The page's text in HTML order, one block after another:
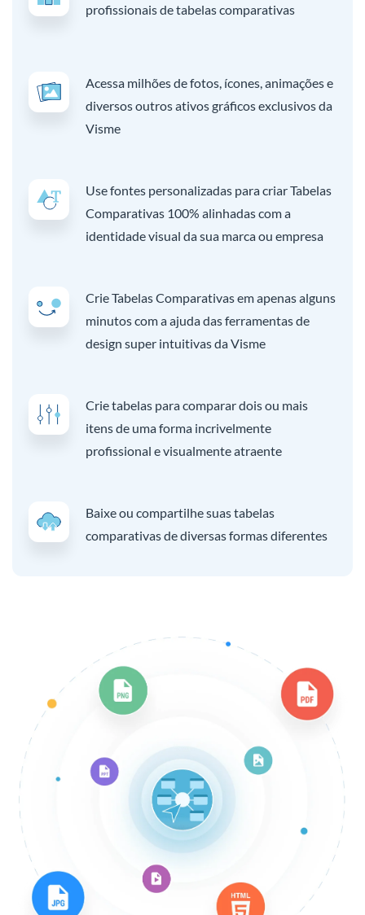
profissionais de tabelas comparativas
Acessa milhões de fotos, ícones, animações e
diversos outros ativos gráficos exclusivos da
Visme
Use fontes personalizadas para criar Tabelas
Comparativas 100% alinhadas com a
identidade visual da sua marca ou empresa
Crie Tabelas Comparativas em apenas alguns
minutos com a ajuda das ferramentas de
design super intuitivas da Visme
Crie tabelas para comparar dois ou mais
itens de uma forma incrivelmente
profissional e visualmente atraente
Baixe ou compartilhe suas tabelas
comparativas de diversas formas diferentes